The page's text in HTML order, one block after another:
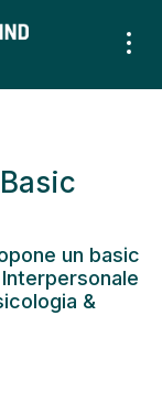
un basic
&